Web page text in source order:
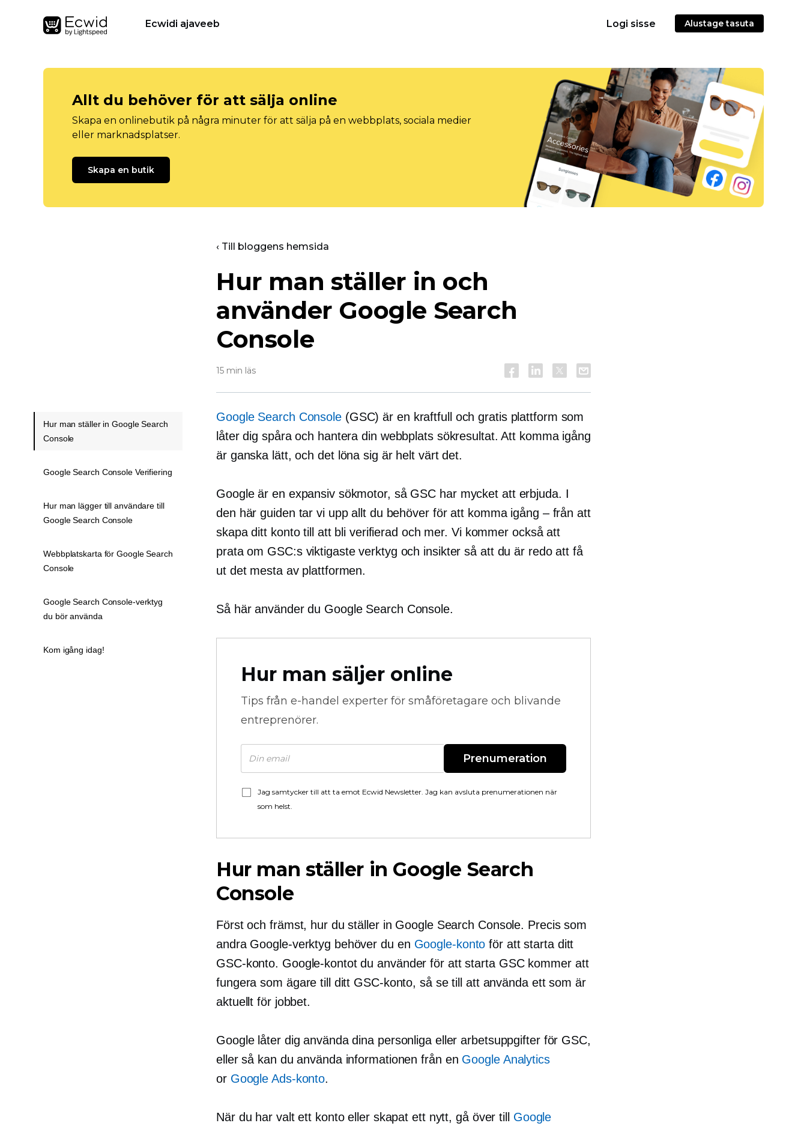
Ecwidi ajaveeb Logi sisse Alustage tasuta
Allt du behöver för att sälja online
Skapa en onlinebutik på några minuter för att sälja på en webbplats, sociala medier
eller marknadsplatser.
Skapa en butik
‹ Till bloggens hemsida
Hur man ställer in och
använder Google Search
Console
15 min läs
Google Search Console(GSC) är en kraftfull och gratis plattform som
låter dig spåra och hantera din webbplats sökresultat. Att komma igång
är ganska lätt, och det löna sig är helt värt det.
Google är en expansiv sökmotor, så GSC har mycket att erbjuda. I
den här guiden tar vi upp allt du behöver för att komma igång – från att
skapa ditt konto till att bli verifierad och mer. Vi kommer också att
prata om GSC:s viktigaste verktyg och insikter så att du är redo att få
ut det mesta av plattformen.
Så här använder du Google Search Console.
Hur man säljer online
Tips från e-handel experter för småföretagare och blivande
entreprenörer.
Prenumeration
Jag samtycker till att ta emot Ecwid Newsletter. Jag kan avsluta prenumerationen när
som helst.
Hur man ställer in Google Search
Console
Först och främst, hur du ställer in Google Search Console. Precis som
andra Google-verktyg behöver du en Google-konto för att starta ditt
GSC-konto. Google-kontot du använder för att starta GSC kommer att
fungera som ägare till ditt GSC-konto, så se till att använda ett som är
aktuellt för jobbet.
Google låter dig använda dina personliga eller arbetsuppgifter för GSC,
eller så kan du använda informationen från en Google Analytics
or Google Ads-konto.
När du har valt ett konto eller skapat ett nytt, gå över till Google
Hur man ställer in Google Search
Console
Google Search Console Verifiering
Hur man lägger till användare till
Google Search Console
Webbplatskarta för Google Search
Console
Google Search Console-verktyg
du bör använda
Kom igång idag!